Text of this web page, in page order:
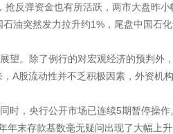
反弹资金也有所活跃，两市大盘昨
油突然发力拉升约1%，尾盘中国石
望。除了例行的对宏观经济的预判
A股流动性并不乏积极因素，外资机
时，央行公开市场已连续5期暂停操
年末存款基数毫无疑问出现了大幅上升